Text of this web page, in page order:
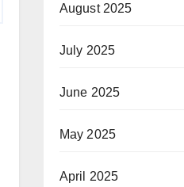
August 2025
July 2025
June 2025
May 2025
April 2025